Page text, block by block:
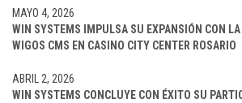
WIN SYSTEMS IMPULSA SU EXPANSIÓN CON
WIGOS CMS EN CASINO CITY CENTER ROSARIO
MAYO 4, 2026
WIN SYSTEMS CONCLUYE CON ÉXITO SU
ABRIL 2, 2026